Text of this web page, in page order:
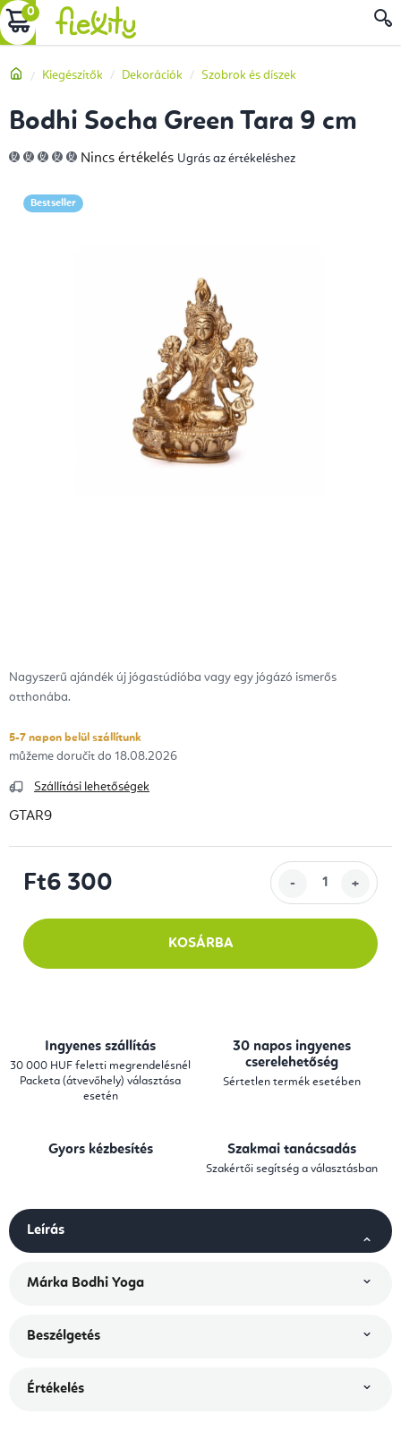
Ugrás
a
tartalomhoz
KOSÁR
Kezdőlap
Kiegészítők Dekorációk Szobrok és díszek
Nagyszerű ajándék új jógastúdióba vagy egy jógázó ismerős
otthonába.
5-7 napon belül szállítunk
18.08.2026
Szállítási lehetőségek
GTAR9
Ft6 300
KOSÁRBA
Bodhi Socha Green Tara 9 cm
A
termék
5-
ből
Nincs értékelés Ugrás az értékeléshez
Bestseller
Ingyenes szállítás
30 000 HUF feletti megrendelésnél
Packeta (átvevőhely) választása
esetén
30 napos ingyenes
cserelehetőség
Sértetlen termék esetében
Gyors kézbesítés Szakmai tanácsadás
Szakértői segítség a választásban
Leírás
Márka Bodhi Yoga
Beszélgetés
Értékelés